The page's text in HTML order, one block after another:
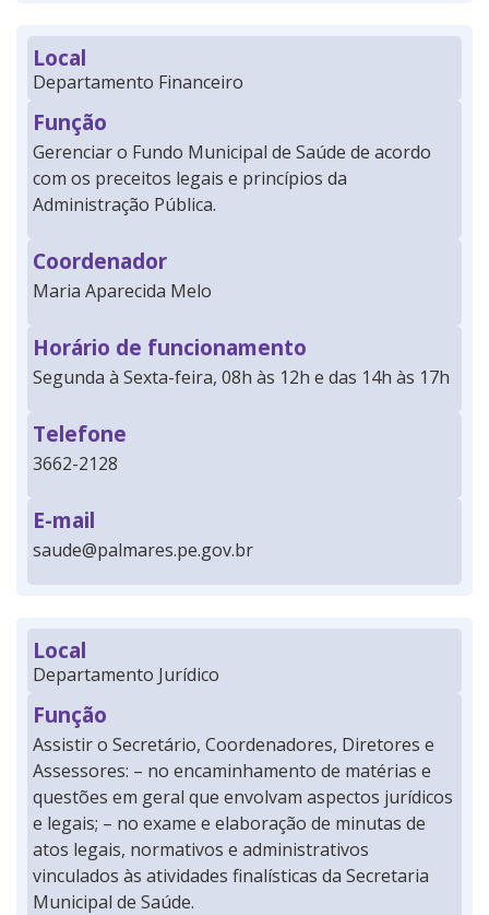
Local
Departamento Financeiro
Função
Gerenciar o Fundo Municipal de Saúde de acordo
com os preceitos legais e princípios da
Administração Pública.
Coordenador
Maria Aparecida Melo
Horário de funcionamento
Segunda à Sexta-feira, 08h às 12h e das 14h às 17h
Telefone
3662-2128
E-mail
saude@palmares.pe.gov.br
Local
Departamento Jurídico
Função
Assistir o Secretário, Coordenadores, Diretores e
Assessores: – no encaminhamento de matérias e
questões em geral que envolvam aspectos jurídicos
e legais; – no exame e elaboração de minutas de
atos legais, normativos e administrativos
vinculados às atividades finalísticas da Secretaria
Municipal de Saúde.